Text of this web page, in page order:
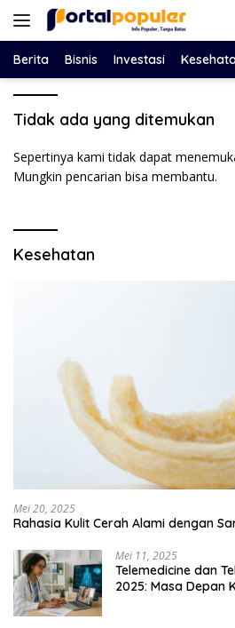
Langsung
Berita Bisnis Investasi
Tidak ada yang ditemukan
Sepertinya kami tidak dapat
Mungkin pencarian bisa membantu.
Kesehatan
Mei 20, 2025
Rahasia Kulit Cerah Alami dengan
Mei 11, 2025
Telemedicine dan
2025: Masa Depan